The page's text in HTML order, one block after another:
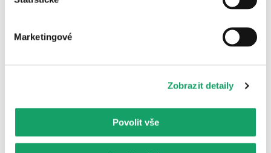
Marketingové
Zobrazit detaily
Povolit vše
republice.
Číst více